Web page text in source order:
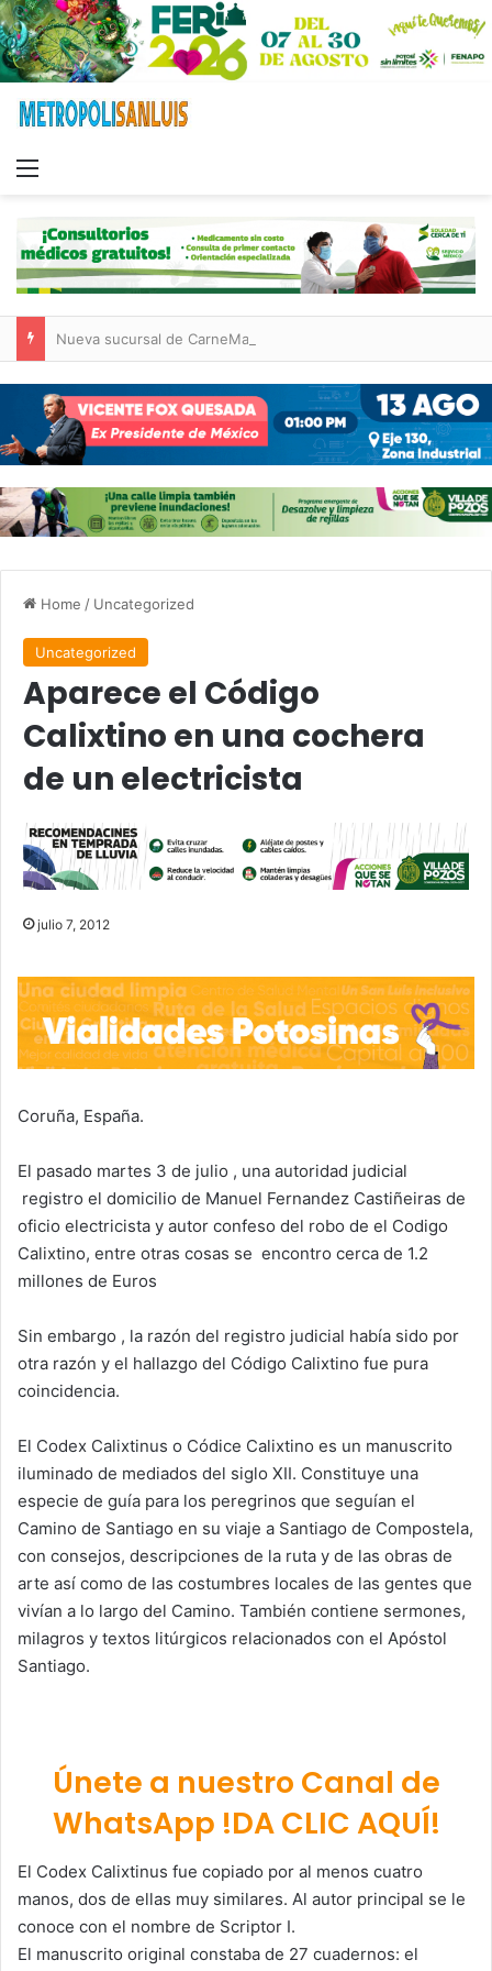
Home / Uncategorized
Uncategorized
Aparece el Código
Calixtino en una cochera
de un electricista
julio 7, 2012
Coruña, España.
El pasado martes 3 de julio , una autoridad judicial
registro el domicilio de Manuel Fernandez Castiñeiras de
oficio electricista y autor confeso del robo de el Codigo
Calixtino, entre otras cosas se encontro cerca de 1.2
millones de Euros
Sin embargo , la razón del registro judicial había sido por
otra razón y el hallazgo del Código Calixtino fue pura
coincidencia.
El Codex Calixtinus o Códice Calixtino es un manuscrito
iluminado de mediados del siglo XII. Constituye una
especie de guía para los peregrinos que seguían el
Camino de Santiago en su viaje a Santiago de Compostela,
con consejos, descripciones de la ruta y de las obras de
arte así como de las costumbres locales de las gentes que
vivían a lo largo del Camino. También contiene sermones,
milagros y textos litúrgicos relacionados con el Apóstol
Santiago.
Únete a nuestro Canal de
WhatsApp !DA CLIC AQUÍ!
El Codex Calixtinus fue copiado por al menos cuatro
manos, dos de ellas muy similares. Al autor principal se le
conoce con el nombre de Scriptor I.
El manuscrito original constaba de 27 cuadernos: el